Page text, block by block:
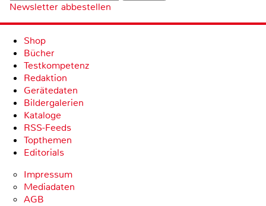
Newsletter abbestellen
Shop
Bücher
Testkompetenz
Redaktion
Gerätedaten
Bildergalerien
Kataloge
RSS-Feeds
Topthemen
Editorials
Impressum
Mediadaten
AGB